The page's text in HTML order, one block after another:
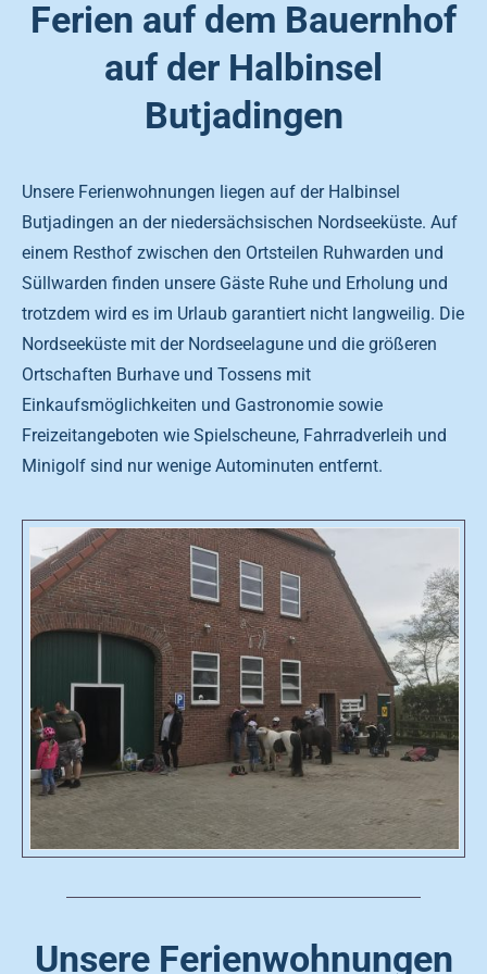
Ferien auf dem Bauernhof
auf der Halbinsel
Butjadingen
Unsere Ferienwohnungen liegen auf der Halbinsel
Butjadingen an der niedersächsischen Nordseeküste. Auf
einem Resthof zwischen den Ortsteilen Ruhwarden und
Süllwarden finden unsere Gäste Ruhe und Erholung und
trotzdem wird es im Urlaub garantiert nicht langweilig. Die
Nordseeküste mit der Nordseelagune und die größeren
Ortschaften Burhave und Tossens mit
Einkaufsmöglichkeiten und Gastronomie sowie
Freizeitangeboten wie Spielscheune, Fahrradverleih und
Minigolf sind nur wenige Autominuten entfernt.
Unsere Ferienwohnungen